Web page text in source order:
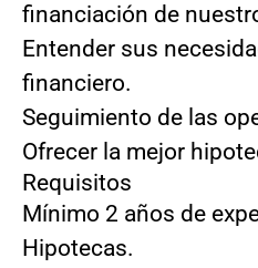
financiación de
Entender sus
financiero.
Seguimiento de las
Ofrecer la mejor
Requisitos
Mínimo 2 años de
Hipotecas.